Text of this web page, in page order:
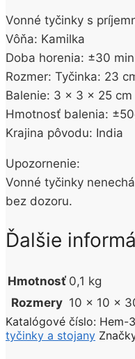
Vonné tyčinky s
Vôňa: Kamilka
Doba horenia: ±30
Rozmer: Tyčinka: 23
Balenie: 3 x 3 x 25 cm
Hmotnosť balenia:
Krajina pôvodu: India
Upozornenie:
Vonné tyčinky
bez dozoru.
Ďalšie
Hmotnosť 0,1 kg
Rozmery 10 × 10 ×
Katalógové číslo: Hem-
tyčinky a stojany